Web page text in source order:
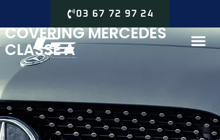
COVERING MERCEDES
CLASSE A
03 67 72 97 24